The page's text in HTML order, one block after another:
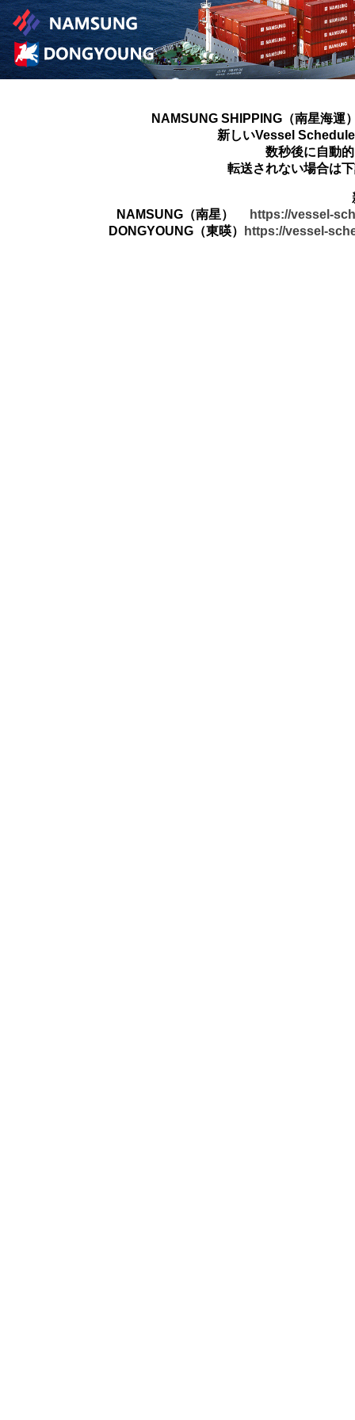
NAMSUNG SHIPPING（南星海運
新しいVessel
数秒後に自動
転送されない場合は
NAMSUNG（南星）
https://vessel-
DONGYOUNG（東暎）
https://vessel-